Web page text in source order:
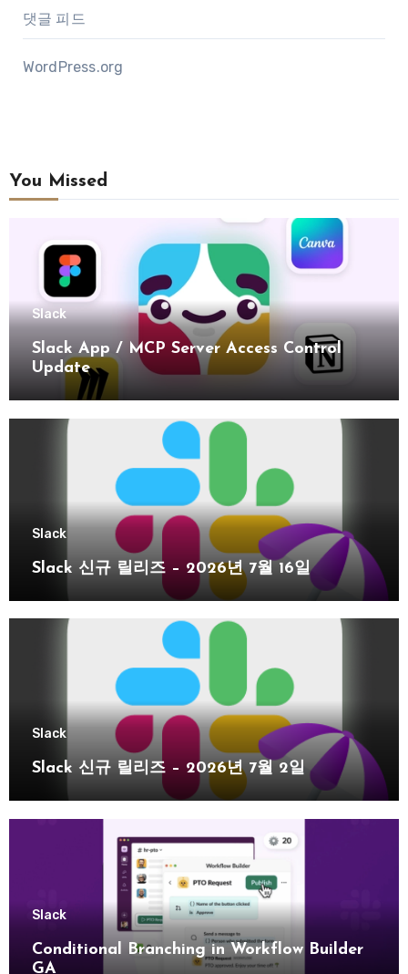
댓글 피드
WordPress.org
You Missed
Slack
Slack App / MCP Server Access Control
Update
Slack
Slack 신규 릴리즈 – 2026년 7월 16일
Slack
Slack 신규 릴리즈 – 2026년 7월 2일
Slack
Conditional Branching in Workflow Builder
GA